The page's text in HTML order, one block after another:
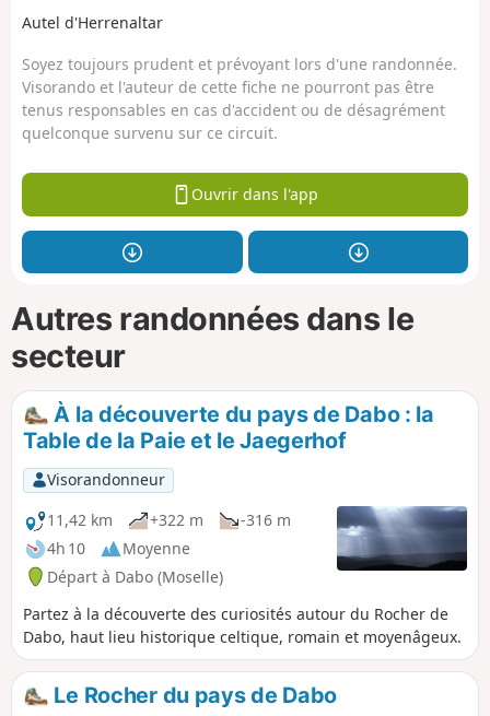
Autel d'Herrenaltar
Soyez toujours prudent et prévoyant lors d'une randonnée.
Visorando et l'auteur de cette fiche ne pourront pas être
tenus responsables en cas d'accident ou de désagrément
quelconque survenu sur ce circuit.
Ouvrir dans l'app
Autres randonnées dans le
secteur
À la découverte du pays de Dabo : la
Table de la Paie et le Jaegerhof
Visorandonneur
11,42 km
+322 m
-316 m
4h 10
Moyenne
Départ à Dabo (Moselle)
Partez à la découverte des curiosités autour du Rocher de
Dabo, haut lieu historique celtique, romain et moyenâgeux.
Le Rocher du pays de Dabo